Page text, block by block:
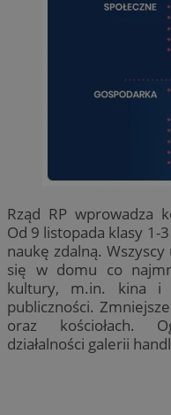
Rząd RP wprowadza
Od 9 listopada klasy 1-
naukę zdalną.
się w domu co
kultury, m.in. kina i
publiczności.
oraz kościołach.
działalności galerii